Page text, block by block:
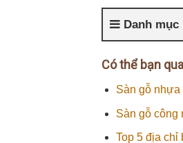
Danh
Có thể bạn
Sàn gỗ
Sàn gỗ công
Top 5 địa chỉ